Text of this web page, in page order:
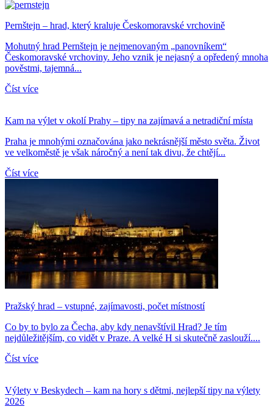
Pernštejn – hrad, který kraluje Českomoravské vrchovině
Mohutný hrad Pernštejn je nejmenovaným „panovníkem“
Českomoravské vrchoviny. Jeho vznik je nejasný a opředený mnoha
pověstmi, tajemná...
Číst více
Kam na výlet v okolí Prahy – tipy na zajímavá a netradiční místa
Praha je mnohými označována jako nekrásnější město světa. Život
ve velkoměstě je však náročný a není tak divu, že chtějí...
Číst více
Pražský hrad – vstupné, zajímavosti, počet místností
Co by to bylo za Čecha, aby kdy nenavštívil Hrad? Je tím
nejdůležitějším, co vidět v Praze. A velké H si skutečně zaslouží....
Číst více
Výlety v Beskydech – kam na hory s dětmi, nejlepší tipy na výlety
2026